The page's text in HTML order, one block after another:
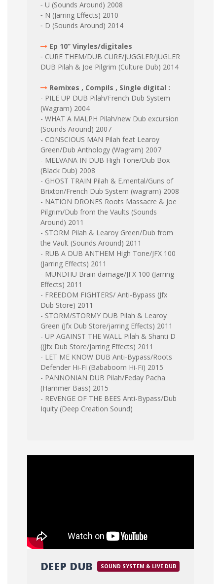
⁃ U (Sounds Around) 2008
⁃ N (Jarring Effects) 2010
⁃ D (Sounds Around) 2014
Ep 10’’ Vinyles/digitales
⁃ CURE THEM/DUB CURE/jUGGLER/JUGLER
DUB Pilah & Joe Pilgrim (Culture Dub) 2014
Remixes , Compils , Single digital :
- PILE UP DUB Pilah/French Dub System
(Wagram) 2004
- WHAT A MALPH Pilah/new Dub excursion
(Sounds Around) 2007
- CONSCIOUS MAN Pilah feat Learoy
Green/Dub Anthology (Wagram) 2007
- MELVANA IN DUB High Tone/Dub Box
(Black Dub) 2008
- GHOST TRAIN Pilah & E.mental/Guns of
Brixton/French Dub System (wagram) 2008
- NATION DRONES Roots Massacre & Joe
Pilgrim/Dub from the Vaults (Sounds
Around) 2011
- STORM Pilah & Learoy Green/Dub from
the Vault (Sounds Around) 2011
- RUB A DUB ANTHEM High Tone/JFX 100
(Jarring Effects) 2011
- MUNDHU Brain damage/JFX 100 (Jarring
Effects) 2011
- FREEDOM FIGHTERS/ Anti-Bypass (Jfx
Dub Store) 2011
- STORM/STORMY DUB Pilah & Learoy
Green (Jfx Dub Store/jarring Effects) 2011
- UP AGAINST THE WALL Pilah & Shanti D
((Jfx Dub Store/Jarring Effects) 2011
- LET ME KNOW DUB Anti-Bypass/Roots
Defender Hi-Fi (Bababoom Hi-Fi) 2015
- PANNONIAN DUB Pilah/Feday Pacha
(Hammer Bass) 2015
- REVENGE OF THE BEES Anti-Bypass/Dub
Iquity (Deep Creation Sound)
DEEP DUB SOUND SYSTEM & LIVE DUB